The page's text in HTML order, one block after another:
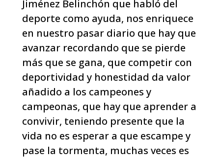
Jiménez Belinchón que habló del
deporte como ayuda, nos enriquece
en nuestro pasar diario que hay que
avanzar recordando que se pierde
más que se gana, que competir con
deportividad y honestidad da valor
añadido a los campeones y
campeonas, que hay que aprender a
convivir, teniendo presente que la
vida no es esperar a que escampe y
pase la tormenta, muchas veces es